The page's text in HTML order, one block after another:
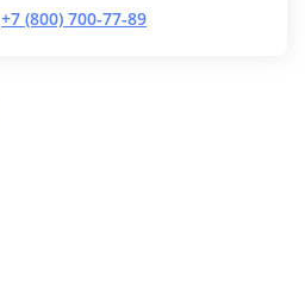
+7 (800) 700-77-89